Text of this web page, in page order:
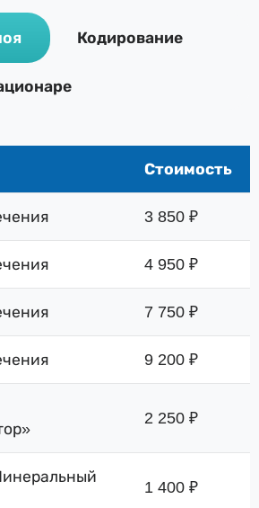
Кодирование
Стоимость
3 850 ₽
4 950 ₽
7 750 ₽
9 200 ₽
2 250 ₽
1 400 ₽